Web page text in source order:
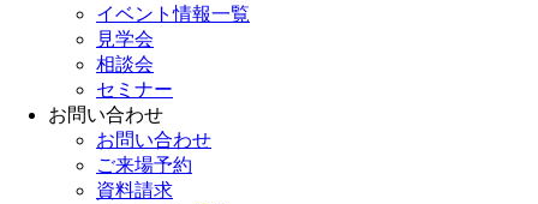
イベント情報一覧
見学会
相談会
セミナー
お問い合わせ
お問い合わせ
ご来場予約
資料請求